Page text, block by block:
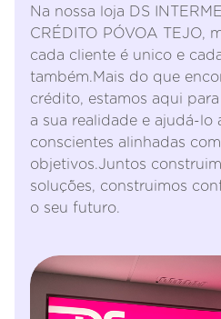
Na nossa loja DS
CRÉDITO PÓVOA TEJO,
cada cliente é unico e
também.Mais do que
crédito, estamos aqui
a sua realidade e ajudá-lo
conscientes alinhadas
objetivos.Juntos
soluções, construimos
o seu futuro.